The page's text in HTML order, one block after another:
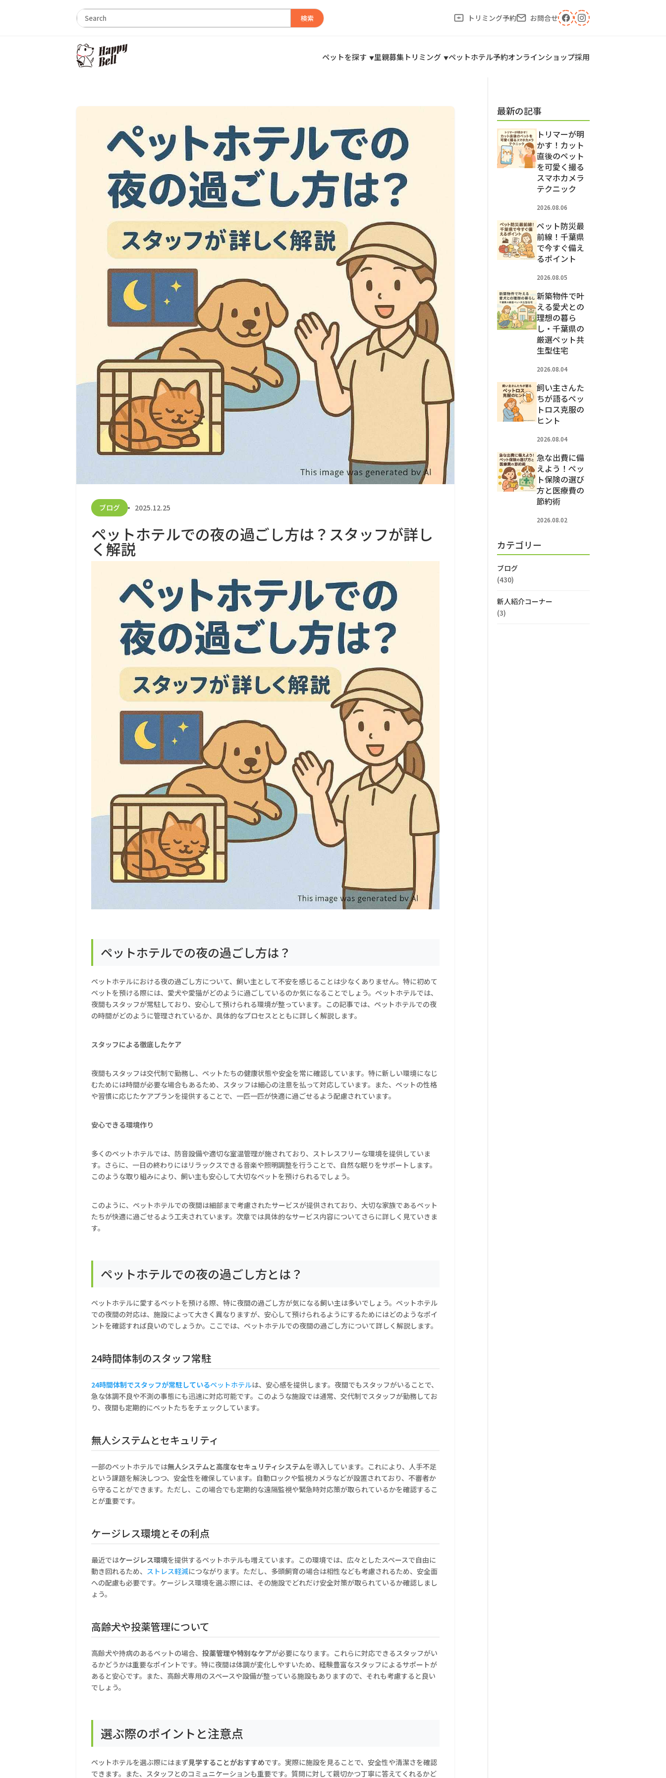
検索 トリミング予約 お問合せ
ペットを探す 里親募集トリミング ペットホテル予約オンラインショップ採用
ブログ 2025.12.25
ペットホテルでの夜の過ごし方は？スタッフが詳し
く解説
ペットホテルでの夜の過ごし方は？
ペットホテルにおける夜の過ごし方について、飼い主として不安を感じることは少なくありません。特に初めて
ペットを預ける際には、愛犬や愛猫がどのように過ごしているのか気になることでしょう。ペットホテルでは、
夜間もスタッフが常駐しており、安心して預けられる環境が整っています。この記事では、ペットホテルでの夜
の時間がどのように管理されているか、具体的なプロセスとともに詳しく解説します。
スタッフによる徹底したケア
夜間もスタッフは交代制で勤務し、ペットたちの健康状態や安全を常に確認しています。特に新しい環境になじ
むためには時間が必要な場合もあるため、スタッフは細心の注意を払って対応しています。また、ペットの性格
や習慣に応じたケアプランを提供することで、一匹一匹が快適に過ごせるよう配慮されています。
安心できる環境作り
多くのペットホテルでは、防音設備や適切な室温管理が施されており、ストレスフリーな環境を提供していま
す。さらに、一日の終わりにはリラックスできる音楽や照明調整を行うことで、自然な眠りをサポートします。
このような取り組みにより、飼い主も安心して大切なペットを預けられるでしょう。
このように、ペットホテルでの夜間は細部まで考慮されたサービスが提供されており、大切な家族であるペット
たちが快適に過ごせるよう工夫されています。次章では具体的なサービス内容についてさらに詳しく見ていきま
す。
ペットホテルでの夜の過ごし方とは？
ペットホテルに愛するペットを預ける際、特に夜間の過ごし方が気になる飼い主は多いでしょう。ペットホテル
での夜間の対応は、施設によって大きく異なりますが、安心して預けられるようにするためにはどのようなポイ
ントを確認すれば良いのでしょうか。ここでは、ペットホテルでの夜間の過ごし方について詳しく解説します。
24時間体制のスタッフ常駐
24時間体制でスタッフが常駐しているペットホテルは、安心感を提供します。夜間でもスタッフがいることで、
急な体調不良や不測の事態にも迅速に対応可能です。このような施設では通常、交代制でスタッフが勤務してお
り、夜間も定期的にペットたちをチェックしています。
無人システムとセキュリティ
一部のペットホテルでは無人システムと高度なセキュリティシステムを導入しています。これにより、人手不足
という課題を解決しつつ、安全性を確保しています。自動ロックや監視カメラなどが設置されており、不審者か
ら守ることができます。ただし、この場合でも定期的な遠隔監視や緊急時対応策が取られているかを確認するこ
とが重要です。
ケージレス環境とその利点
最近ではケージレス環境を提供するペットホテルも増えています。この環境では、広々としたスペースで自由に
動き回れるため、 ストレス軽減につながります。ただし、多頭飼育の場合は相性なども考慮されるため、安全面
への配慮も必要です。ケージレス環境を選ぶ際には、その施設でどれだけ安全対策が取られているか確認しまし
ょう。
高齢犬や投薬管理について
高齢犬や持病のあるペットの場合、投薬管理や特別なケアが必要になります。これらに対応できるスタッフがい
るかどうかは重要なポイントです。特に夜間は体調が変化しやすいため、経験豊富なスタッフによるサポートが
あると安心です。また、高齢犬専用のスペースや設備が整っている施設もありますので、それも考慮すると良い
でしょう。
選ぶ際のポイントと注意点
ペットホテルを選ぶ際にはまず見学することがおすすめです。実際に施設を見ることで、安全性や清潔さを確認
できます。また、スタッフとのコミュニケーションも重要です。質問に対して親切かつ丁寧に答えてくれるかど
最新の記事
トリマーが明
かす！カット
直後のペット
を可愛く撮る
スマホカメラ
テクニック
2026.08.06
ペット防災最
前線！千葉県
で今すぐ備え
るポイント
2026.08.05
新築物件で叶
える愛犬との
理想の暮ら
し・千葉県の
厳選ペット共
生型住宅
2026.08.04
飼い主さんた
ちが語るペッ
トロス克服の
ヒント
2026.08.04
急な出費に備
えよう！ペッ
ト保険の選び
方と医療費の
節約術
2026.08.02
カテゴリー
ブログ
(430)
新人紹介コーナー
(3)